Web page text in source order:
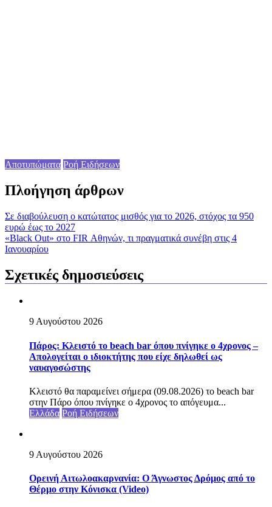
Αποτυπώματα Ροή Ειδήσεων
Πλοήγηση άρθρων
Σε διαβούλευση ο κατώτατος μισθός για το 2026, στόχος τα 950
ευρώ έως το 2027
«Black Out» στο FIR Αθηνών, τι πραγματικά συνέβη στις 4
Ιανουαρίου
Σχετικές δημοσιεύσεις
9 Αυγούστου 2026
Πάρος: Κλειστό το beach bar όπου πνίγηκε ο 4χρονος –
Απολογείται ο ιδιοκτήτης που είχε δηλωθεί ως
ναυαγοσώστης
Κλειστό θα παραμείνει σήμερα (09.08.2026) το beach bar
στην Πάρο όπου πνίγηκε ο 4χρονος το απόγευμα...
Ελλάδα Ροή Ειδήσεων
9 Αυγούστου 2026
Ορεινή Αιτωλοακαρνανία: Ο Άγνωστος Δρόμος από το
Θέρμο στην Κόνισκα (Video)